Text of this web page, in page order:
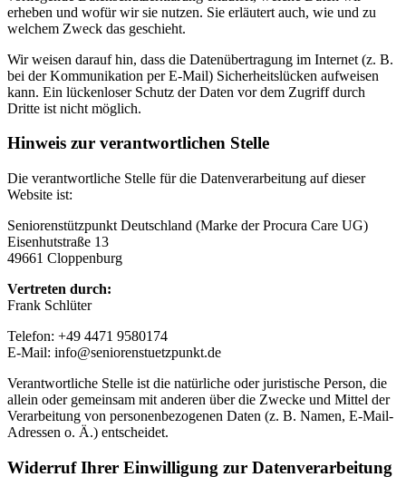
erheben und wofür wir sie nutzen. Sie erläutert auch, wie und zu
welchem Zweck das geschieht.
Wir weisen darauf hin, dass die Datenübertragung im Internet (z. B.
bei der Kommunikation per E-Mail) Sicherheitslücken aufweisen
kann. Ein lückenloser Schutz der Daten vor dem Zugriff durch
Dritte ist nicht möglich.
Hinweis zur verantwortlichen Stelle
Die verantwortliche Stelle für die Datenverarbeitung auf dieser
Website ist:
Seniorenstützpunkt Deutschland (Marke der Procura Care UG)
Eisenhutstraße 13
49661 Cloppenburg
Vertreten durch:
Frank Schlüter
Telefon: +49 4471 9580174
E-Mail: info@seniorenstuetzpunkt.de
Verantwortliche Stelle ist die natürliche oder juristische Person, die
allein oder gemeinsam mit anderen über die Zwecke und Mittel der
Verarbeitung von personenbezogenen Daten (z. B. Namen, E-Mail-
Adressen o. Ä.) entscheidet.
Widerruf Ihrer Einwilligung zur Datenverarbeitung